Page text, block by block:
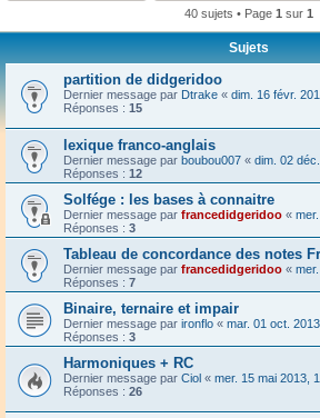
40 sujets • Page 1 sur 1
Sujets
partition de didgeridoo
Dernier message par Dtrake « dim. 16 févr.
Réponses : 15
lexique franco-anglais
Dernier message par boubou007 « dim. 02
Réponses : 12
Solfége : les bases à connaitre
Dernier message par francedidgeridoo «
Réponses : 3
Tableau de concordance des notes
Dernier message par francedidgeridoo «
Réponses : 7
Binaire, ternaire et impair
Dernier message par ironflo « mar. 01 oct.
Réponses : 3
Harmoniques + RC
Dernier message par Ciol « mer. 15 mai 2013,
Réponses : 26